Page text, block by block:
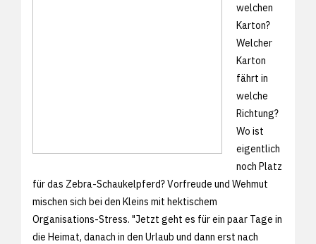
welchen
Karton?
Welcher
Karton
fährt in
welche
Richtung?
Wo ist
eigentlich
noch Platz
für das Zebra-Schaukelpferd? Vorfreude und Wehmut
mischen sich bei den Kleins mit hektischem
Organisations-Stress. "Jetzt geht es für ein paar Tage in
die Heimat, danach in den Urlaub und dann erst nach